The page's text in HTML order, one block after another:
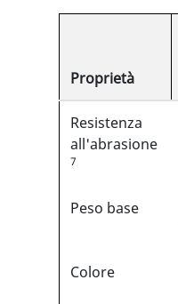
Proprietà
Resistenza
all'abrasione
7
Peso base
Colore